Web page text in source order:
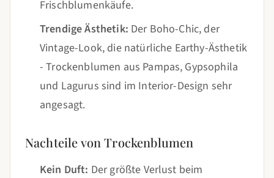
Frischblumenkäufe.
Trendige Ästhetik: Der Boho-Chic, der
Vintage-Look, die natürliche Earthy-Ästhetik
- Trockenblumen aus Pampas, Gypsophila
und Lagurus sind im Interior-Design sehr
angesagt.
Nachteile von Trockenblumen
Kein Duft: Der größte Verlust beim